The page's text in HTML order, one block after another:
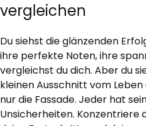
vergleichen
Du siehst die glänzenden
ihre perfekte Noten, ihre
vergleichst du dich. Aber du
kleinen Ausschnitt vom
nur die Fassade. Jeder hat
Unsicherheiten. Konzentriere